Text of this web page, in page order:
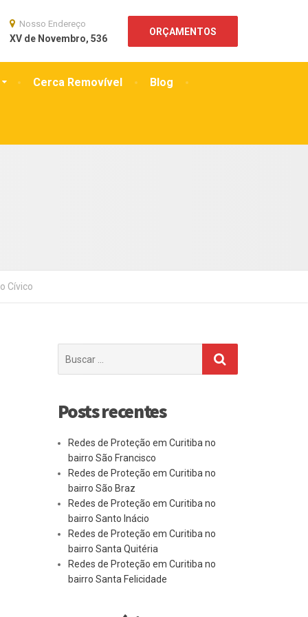
Cerca Removível Blog
Nosso Endereço
XV de Novembro, 536
ORÇAMENTOS
Cívico
por:
Posts recentes
Redes de Proteção em Curitiba no
bairro São Francisco
Redes de Proteção em Curitiba no
bairro São Braz
Redes de Proteção em Curitiba no
bairro Santo Inácio
Redes de Proteção em Curitiba no
bairro Santa Quitéria
Redes de Proteção em Curitiba no
bairro Santa Felicidade